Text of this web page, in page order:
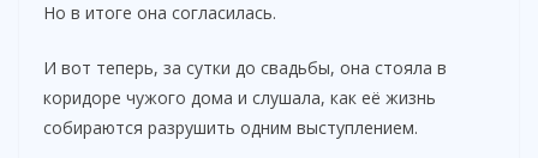
Но в итоге она согласилась.
И вот теперь, за сутки до свадьбы, она стояла в
коридоре чужого дома и слушала, как её жизнь
собираются разрушить одним выступлением.